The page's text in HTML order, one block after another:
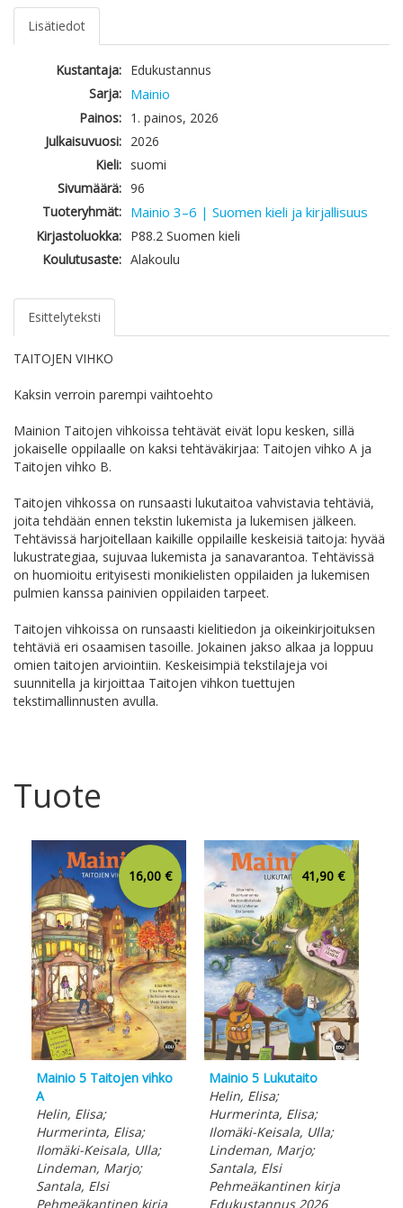
Lisätiedot
Kustantaja: Edukustannus
Sarja: Mainio
Painos: 1. painos, 2026
Julkaisuvuosi: 2026
Kieli: suomi
Sivumäärä: 96
Tuoteryhmät: Mainio 3–6 | Suomen kieli ja kirjallisuus
Kirjastoluokka: P88.2 Suomen kieli
Koulutusaste: Alakoulu
Esittelyteksti
TAITOJEN VIHKO
Kaksin verroin parempi vaihtoehto
Mainion Taitojen vihkoissa tehtävät eivät lopu kesken, sillä
jokaiselle oppilaalle on kaksi tehtäväkirjaa: Taitojen vihko A ja
Taitojen vihko B.
Taitojen vihkossa on runsaasti lukutaitoa vahvistavia tehtäviä,
joita tehdään ennen tekstin lukemista ja lukemisen jälkeen.
Tehtävissä harjoitellaan kaikille oppilaille keskeisiä taitoja: hyvää
lukustrategiaa, sujuvaa lukemista ja sanavarantoa. Tehtävissä
on huomioitu erityisesti monikielisten oppilaiden ja lukemisen
pulmien kanssa painivien oppilaiden tarpeet.
Taitojen vihkoissa on runsaasti kielitiedon ja oikeinkirjoituksen
tehtäviä eri osaamisen tasoille. Jokainen jakso alkaa ja loppuu
omien taitojen arviointiin. Keskeisimpiä tekstilajeja voi
suunnitella ja kirjoittaa Taitojen vihkon tuettujen
tekstimallinnusten avulla.
Tuote
16,00 €
Mainio 5 Taitojen vihko
A
Helin, Elisa;
Hurmerinta, Elisa;
Ilomäki-Keisala, Ulla;
Lindeman, Marjo;
Santala, Elsi
Pehmeäkantinen kirja
41,90 €
Mainio 5 Lukutaito
Helin, Elisa;
Hurmerinta, Elisa;
Ilomäki-Keisala, Ulla;
Lindeman, Marjo;
Santala, Elsi
Pehmeäkantinen kirja
Edukustannus 2026